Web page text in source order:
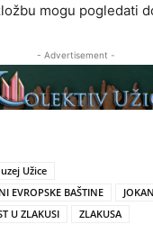
mogu pogledati
- Advertisement -
Užice
EVROPSKE BAŠTINE
U ZLAKUSI
ZLAKUSA